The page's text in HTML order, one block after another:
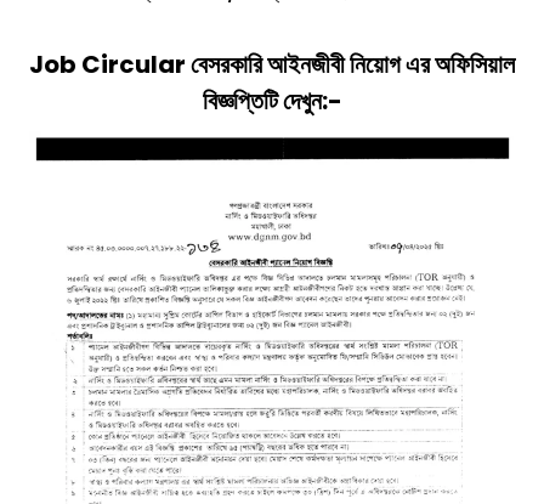
Job Circularবেসরকারি আইনজীবীনিয়োগএর অফিসিয়াল
বিজ্ঞপ্তিটি দেখুন:-